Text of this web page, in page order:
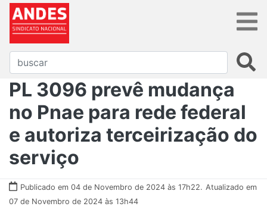
PL 3096 prevê mudança
no Pnae para rede federal
e autoriza terceirização do
serviço
Publicado em 04 de Novembro de 2024 às 17h22. Atualizado em
07 de Novembro de 2024 às 13h44